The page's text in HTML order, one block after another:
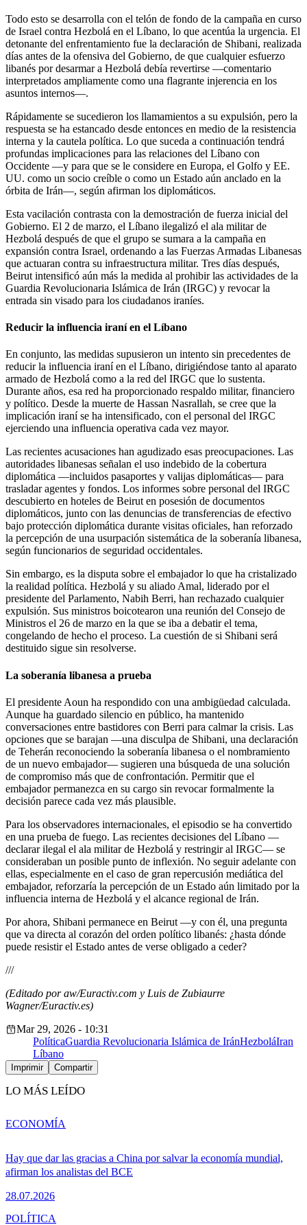
Todo esto se desarrolla con el telón de fondo de la campaña en curso
de Israel contra Hezbolá en el Líbano, lo que acentúa la urgencia. El
detonante del enfrentamiento fue la declaración de Shibani, realizada
días antes de la ofensiva del Gobierno, de que cualquier esfuerzo
libanés por desarmar a Hezbolá debía revertirse —comentario
interpretados ampliamente como una flagrante injerencia en los
asuntos internos—.
Rápidamente se sucedieron los llamamientos a su expulsión, pero la
respuesta se ha estancado desde entonces en medio de la resistencia
interna y la cautela política. Lo que suceda a continuación tendrá
profundas implicaciones para las relaciones del Líbano con
Occidente —y para que se le considere en Europa, el Golfo y EE.
UU. como un socio creíble o como un Estado aún anclado en la
órbita de Irán—, según afirman los diplomáticos.
Esta vacilación contrasta con la demostración de fuerza inicial del
Gobierno. El 2 de marzo, el Líbano ilegalizó el ala militar de
Hezbolá después de que el grupo se sumara a la campaña en
expansión contra Israel, ordenando a las Fuerzas Armadas Libanesas
que actuaran contra su infraestructura militar. Tres días después,
Beirut intensificó aún más la medida al prohibir las actividades de la
Guardia Revolucionaria Islámica de Irán (IRGC) y revocar la
entrada sin visado para los ciudadanos iraníes.
Reducir la influencia iraní en el Líbano
En conjunto, las medidas supusieron un intento sin precedentes de
reducir la influencia iraní en el Líbano, dirigiéndose tanto al aparato
armado de Hezbolá como a la red del IRGC que lo sustenta.
Durante años, esa red ha proporcionado respaldo militar, financiero
y político. Desde la muerte de Hassan Nasrallah, se cree que la
implicación iraní se ha intensificado, con el personal del IRGC
ejerciendo una influencia operativa cada vez mayor.
Las recientes acusaciones han agudizado esas preocupaciones. Las
autoridades libanesas señalan el uso indebido de la cobertura
diplomática —incluidos pasaportes y valijas diplomáticas— para
trasladar agentes y fondos. Los informes sobre personal del IRGC
descubierto en hoteles de Beirut en posesión de documentos
diplomáticos, junto con las denuncias de transferencias de efectivo
bajo protección diplomática durante visitas oficiales, han reforzado
la percepción de una usurpación sistemática de la soberanía libanesa,
según funcionarios de seguridad occidentales.
Sin embargo, es la disputa sobre el embajador lo que ha cristalizado
la realidad política. Hezbolá y su aliado Amal, liderado por el
presidente del Parlamento, Nabih Berri, han rechazado cualquier
expulsión. Sus ministros boicotearon una reunión del Consejo de
Ministros el 26 de marzo en la que se iba a debatir el tema,
congelando de hecho el proceso. La cuestión de si Shibani será
destituido sigue sin resolverse.
La soberanía libanesa a prueba
El presidente Aoun ha respondido con una ambigüedad calculada.
Aunque ha guardado silencio en público, ha mantenido
conversaciones entre bastidores con Berri para calmar la crisis. Las
opciones que se barajan —una disculpa de Shibani, una declaración
de Teherán reconociendo la soberanía libanesa o el nombramiento
de un nuevo embajador— sugieren una búsqueda de una solución
de compromiso más que de confrontación. Permitir que el
embajador permanezca en su cargo sin revocar formalmente la
decisión parece cada vez más plausible.
Para los observadores internacionales, el episodio se ha convertido
en una prueba de fuego. Las recientes decisiones del Líbano —
declarar ilegal el ala militar de Hezbolá y restringir al IRGC— se
consideraban un posible punto de inflexión. No seguir adelante con
ellas, especialmente en el caso de gran repercusión mediática del
embajador, reforzaría la percepción de un Estado aún limitado por la
influencia interna de Hezbolá y el alcance regional de Irán.
Por ahora, Shibani permanece en Beirut —y con él, una pregunta
que va directa al corazón del orden político libanés: ¿hasta dónde
puede resistir el Estado antes de verse obligado a ceder?
///
(Editado por aw/Euractiv.com y Luis de Zubiaurre
Wagner/Euractiv.es)
Mar 29, 2026 - 10:31
PolíticaGuardia Revolucionaria Islámica de IránHezboláIran
Líbano
Imprimir Compartir
LO MÁS LEÍDO
Hay que dar las gracias a China por salvar la economía mundial,
afirman los analistas del BCE
28.07.2026
ECONOMÍA
POLÍTICA